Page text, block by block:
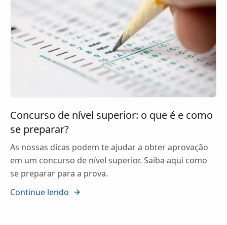
Concurso de nível superior: o que é e como
se preparar?
As nossas dicas podem te ajudar a obter aprovação
em um concurso de nível superior. Saiba aqui como
se preparar para a prova.
Continue lendo